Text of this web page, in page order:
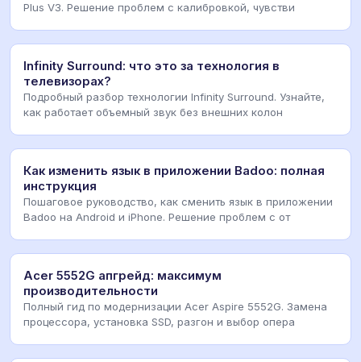
Plus V3. Решение проблем с калибровкой, чувстви
Infinity Surround: что это за технология в
телевизорах?
Подробный разбор технологии Infinity Surround. Узнайте,
как работает объемный звук без внешних колон
Как изменить язык в приложении Badoo: полная
инструкция
Пошаговое руководство, как сменить язык в приложении
Badoo на Android и iPhone. Решение проблем с от
Acer 5552G апгрейд: максимум
производительности
Полный гид по модернизации Acer Aspire 5552G. Замена
процессора, установка SSD, разгон и выбор опера